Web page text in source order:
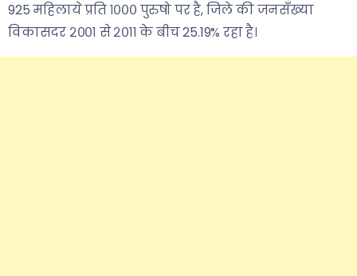
925 महिलाये प्रति १००० पुरुषो पर है, जिले की जनसँख्या
विकासदर २००१ से २०११ के बीच 25.19% रहा है।